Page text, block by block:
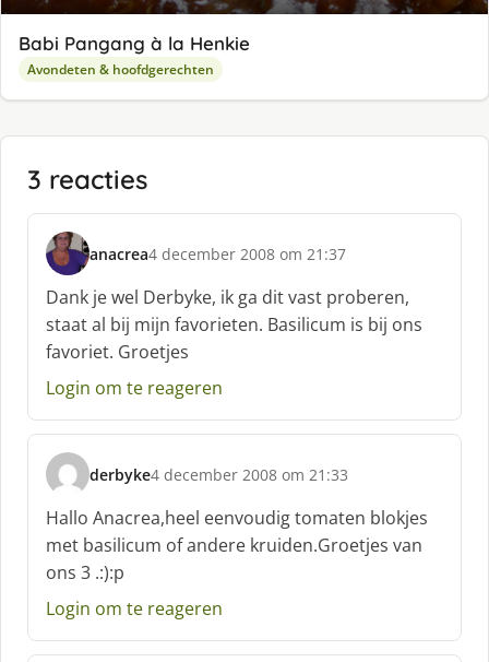
Babi Pangang à la Henkie
Avondeten & hoofdgerechten
3 reacties
anacrea
s
c
h
r
e
e
:
4 december 2008 om 21:37
Dank je wel Derbyke, ik ga dit vast proberen,
staat al bij mijn favorieten. Basilicum is bij ons
favoriet. Groetjes
Login om te reageren
derbyke
s
c
h
r
e
e
:
4 december 2008 om 21:33
Hallo Anacrea,heel eenvoudig tomaten blokjes
met basilicum of andere kruiden.Groetjes van
ons 3 .:):p
Login om te reageren